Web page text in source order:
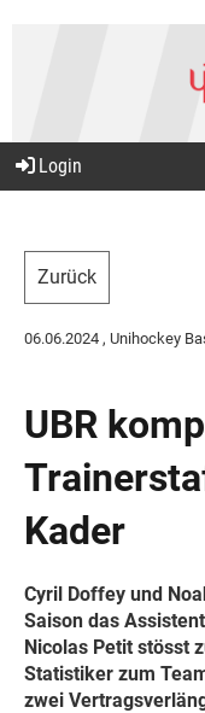
Login
Zurück
06.06.2024 , Unihockey
UBR
Kader
Cyril Doffey und
Saison das
Nicolas Petit stösst
Statistiker zum
zwei